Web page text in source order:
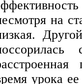
на
урока